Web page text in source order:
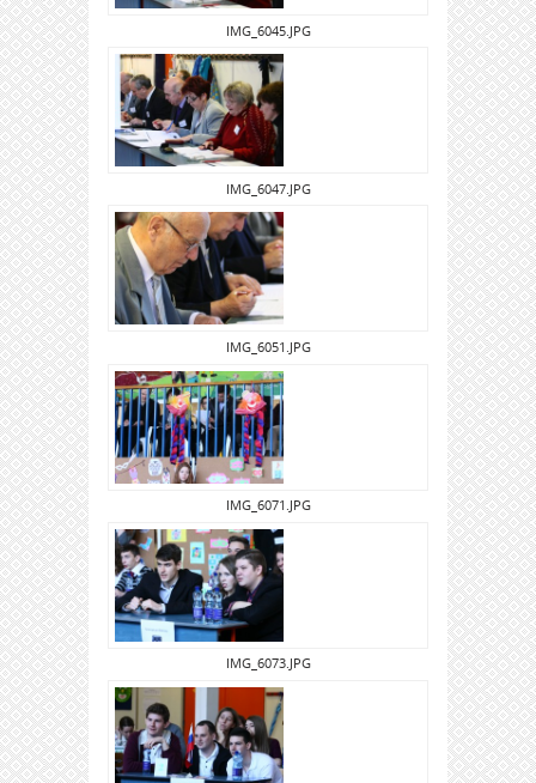
IMG_6045.JPG
IMG_6047.JPG
IMG_6051.JPG
IMG_6071.JPG
IMG_6073.JPG